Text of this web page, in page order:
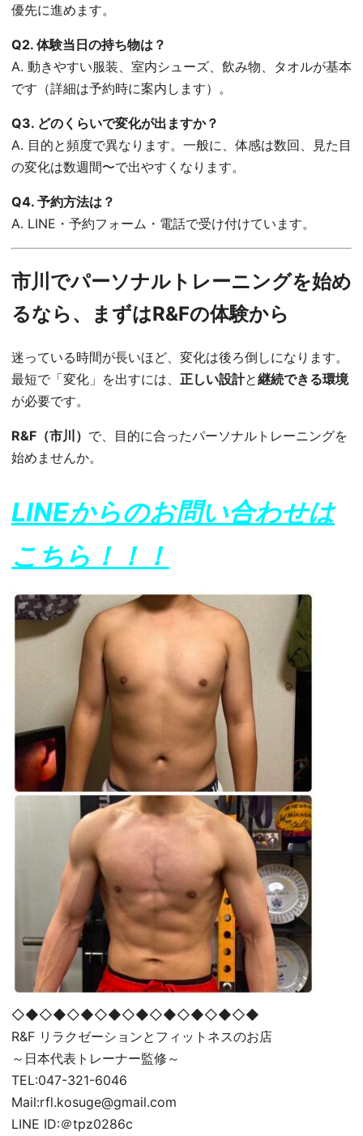
優先に進めます。
Q2. 体験当日の持ち物は？
A. 動きやすい服装、室内シューズ、飲み物、タオルが基本
です（詳細は予約時に案内します）。
Q3. どのくらいで変化が出ますか？
A. 目的と頻度で異なります。一般に、体感は数回、見た目
の変化は数週間〜で出やすくなります。
Q4. 予約方法は？
A. LINE・予約フォーム・電話で受け付けています。
市川でパーソナルトレーニングを始め
るなら、まずはR&Fの体験から
迷っている時間が長いほど、変化は後ろ倒しになります。
最短で「変化」を出すには、 正しい設計と継続できる環境
が必要です。
R&F（市川） で、目的に合ったパーソナルトレーニングを
始めませんか。
LINEからのお問い合わせは
こちら！！！
◇◆◇◆◇◆◇◆◇◆◇◆◇◆◇◆◇◆
R&F リラクゼーションとフィットネスのお店
～日本代表トレーナー監修～
TEL:047-321-6046
Mail:rfl.kosuge@gmail.com
LINE ID:＠tpz0286c